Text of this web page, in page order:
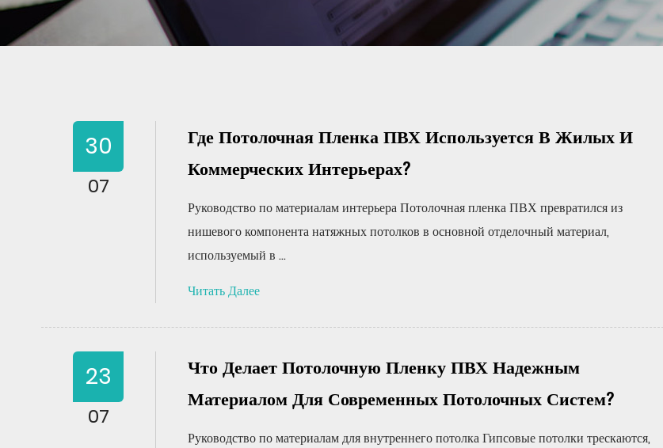
30
07
Где Потолочная Пленка ПВХ Используется В Жилых И
Коммерческих Интерьерах?
Руководство по материалам интерьера Потолочная пленка ПВХ превратился из
нишевого компонента натяжных потолков в основной отделочный материал,
используемый в ...
Читать Далее
23
07
Что Делает Потолочную Пленку ПВХ Надежным
Материалом Для Современных Потолочных Систем?
Руководство по материалам для внутреннего потолка Гипсовые потолки трескаются,